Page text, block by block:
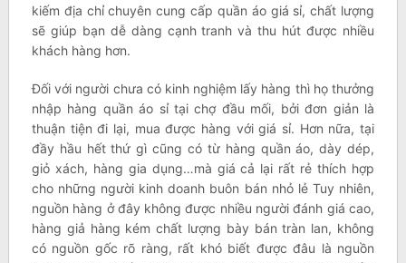
kiếm địa chỉ chuyên cung cấp quần áo giá sỉ, chất lượng
sẽ giúp bạn dễ dàng cạnh tranh và thu hút được nhiều
khách hàng hơn.
Đối với người chưa có kinh nghiệm lấy hàng thì họ thưởng
nhập hàng quần áo sỉ tại chợ đầu mối, bởi đơn giản là
thuận tiện đi lại, mua được hàng với giá sỉ. Hơn nữa, tại
đầy hầu hết thứ gì cũng có từ hàng quần áo, dày dép,
giỏ xách, hàng gia dụng…mà giá cả lại rất rẻ thích hợp
cho những người kinh doanh buôn bán nhỏ lẻ Tuy nhiên,
nguồn hàng ở đây không được nhiều người đánh giá cao,
hàng giả hàng kém chất lượng bày bán tràn lan, không
có nguồn gốc rõ ràng, rất khó biết được đâu là nguồn